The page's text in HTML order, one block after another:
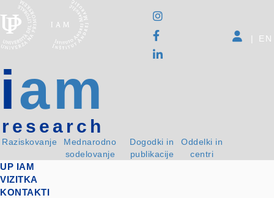
iam
research
Raziskovanje
Mednarodno
sodelovanje
Dogodki in
publikacije
Oddelki in
centri
| EN
UP IAM
VIZITKA
KONTAKTI